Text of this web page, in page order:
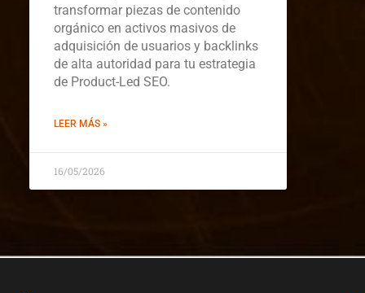
transformar piezas de contenido
orgánico en activos masivos de
adquisición de usuarios y backlinks
de alta autoridad para tu estrategia
de Product-Led SEO.
LEER MÁS »
16/05/2026